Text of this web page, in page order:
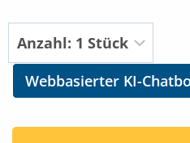
Webbasierter KI-